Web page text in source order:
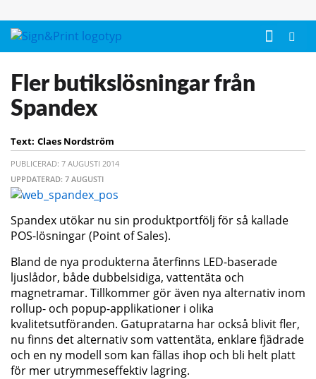
Fler butikslösningar från
Spandex
Text: Claes Nordström
PUBLICERAD: 7 AUGUSTI 2014
UPPDATERAD: 7 AUGUSTI
Spandex utökar nu sin produktportfölj för så kallade
POS-lösningar (Point of Sales).
Bland de nya produkterna återfinns LED-baserade
ljuslådor, både dubbelsidiga, vattentäta och
magnetramar. Tillkommer gör även nya alternativ inom
rollup- och popup-applikationer i olika
kvalitetsutföranden. Gatupratarna har också blivit fler,
nu finns det alternativ som vattentäta, enklare fjädrade
och en ny modell som kan fällas ihop och bli helt platt
för mer utrymmeseffektiv lagring.